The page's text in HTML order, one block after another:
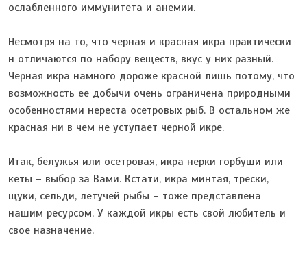
ослабленного иммунитета и анемии.
Несмотря на то, что черная и красная икра практически
н отличаются по набору веществ, вкус у них разный.
Черная икра намного дороже красной лишь потому, что
возможность ее добычи очень ограничена природными
особенностями нереста осетровых рыб. В остальном же
красная ни в чем не уступает черной икре.
Итак, белужья или осетровая, икра нерки горбуши или
кеты – выбор за Вами. Кстати, икра минтая, трески,
щуки, сельди, летучей рыбы – тоже представлена
нашим ресурсом. У каждой икры есть свой любитель и
свое назначение.